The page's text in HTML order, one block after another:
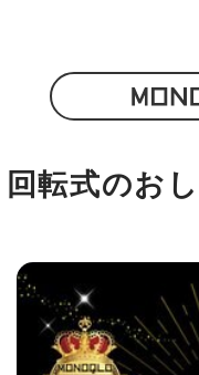
回転式のお